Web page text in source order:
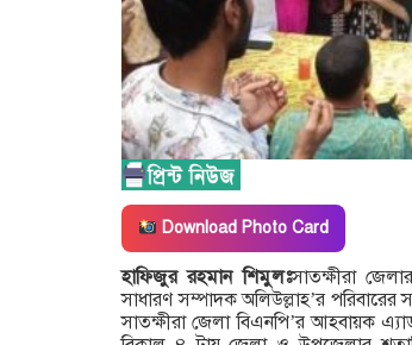
Download Photo Card
হাফিজুর রহমান শিমুলঃসাতক্ষীরা
সাধারণ সম্পাদক অলিউল্লাহ’র
সাতক্ষীরা জেলা বিএনপি’র আহবায়ক